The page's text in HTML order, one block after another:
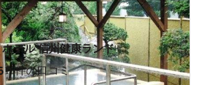
テル 信州健康ランド
16件の口コミ